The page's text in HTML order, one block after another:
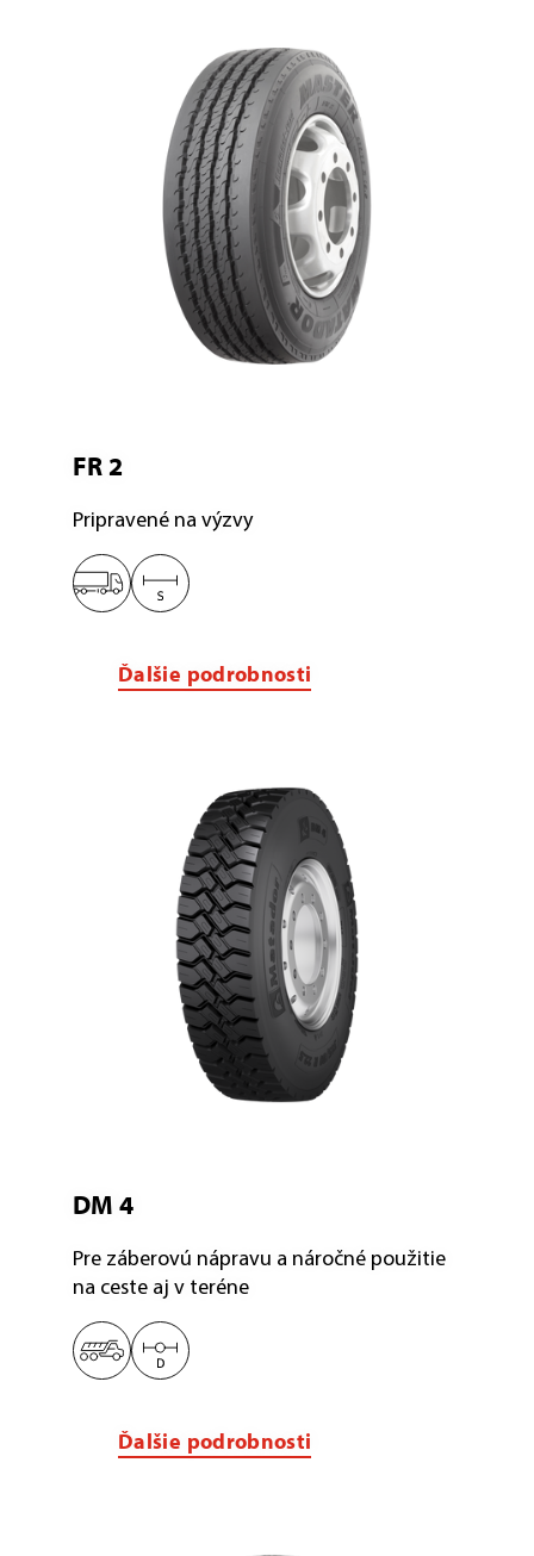
FR 2
Pripravené na výzvy
Ďalšie podrobnosti
DM 4
Pre záberovú nápravu a náročné použitie
na ceste aj v teréne
Ďalšie podrobnosti